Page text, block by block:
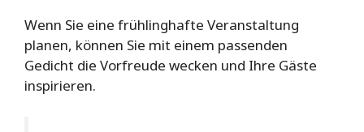
Wenn Sie eine frühlinghafte Veranstaltung
planen, können Sie mit einem passenden
Gedicht die Vorfreude wecken und Ihre Gäste
inspirieren.